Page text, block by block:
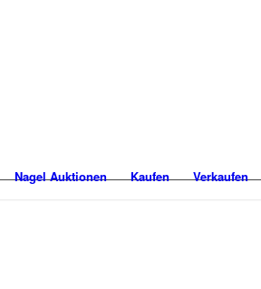
Nagel Auktionen Kaufen Verkaufen